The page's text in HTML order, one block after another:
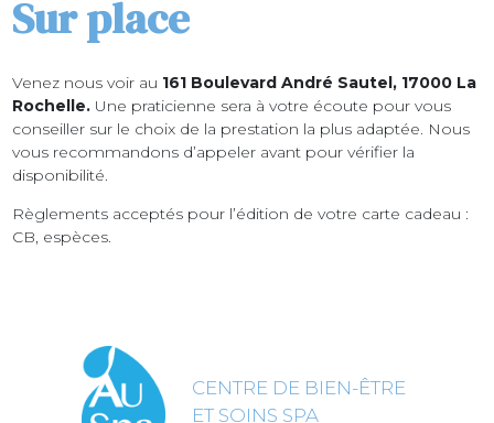
Sur place
Venez nous voir au 161 Boulevard André Sautel, 17000 La
Rochelle. Une praticienne sera à votre écoute pour vous
conseiller sur le choix de la prestation la plus adaptée. Nous
vous recommandons d’appeler avant pour vérifier la
disponibilité.
Règlements acceptés pour l’édition de votre carte cadeau :
CB, espèces.
CENTRE DE BIEN-ÊTRE
ET SOINS SPA